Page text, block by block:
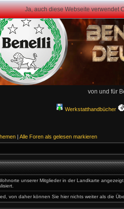
Ja, auch diese Webseite verwendet
von und für
Werkstatthandbücher
| Alle Foren als gelesen markieren
unserer Mitglieder in der Landkarte
von daher können Sie hier nichts weiter als die